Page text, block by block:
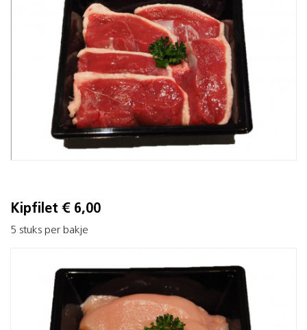
Kipfilet € 6,00
5 stuks per bakje